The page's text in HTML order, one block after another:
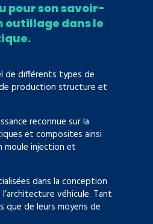
pour son savoir-
outillage dans le
de différents types de
production structure et
reconnue sur la
et composites ainsi
moule injection et
dans la conception
véhicule. Tant
que de leurs moyens de